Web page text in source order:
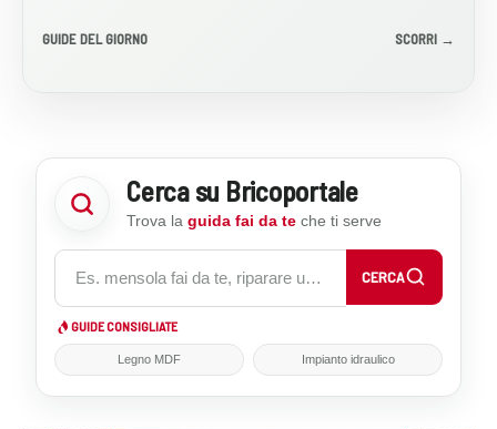
GUIDA
FONDAMENTALE
di
misura,
con
troncatrice
all’infisso
esistente.
La…
GUIDE DEL GIORNO SCORRI →
il
finitura
frese,
corrette
Cerca su Bricoportale
Trova la guida fai da te che ti serve
Cerca guide, progetti e consigli fai da te su Bricoportale
CERCA
GUIDE CONSIGLIATE
Legno MDF Impianto idraulico